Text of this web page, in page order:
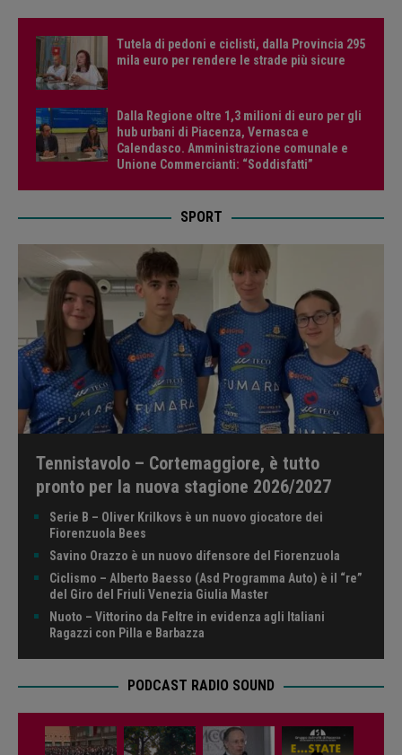
Tutela di pedoni e ciclisti, dalla Provincia 295
mila euro per rendere le strade più sicure
Dalla Regione oltre 1,3 milioni di euro per gli
hub urbani di Piacenza, Vernasca e
Calendasco. Amministrazione comunale e
Unione Commercianti: “Soddisfatti”
SPORT
Tennistavolo – Cortemaggiore, è tutto
pronto per la nuova stagione 2026/2027
Serie B – Oliver Krilkovs è un nuovo giocatore dei
Fiorenzuola Bees
Savino Orazzo è un nuovo difensore del Fiorenzuola
Ciclismo – Alberto Baesso (Asd Programma Auto) è il “re”
del Giro del Friuli Venezia Giulia Master
Nuoto – Vittorino da Feltre in evidenza agli Italiani
Ragazzi con Pilla e Barbazza
PODCAST RADIO SOUND